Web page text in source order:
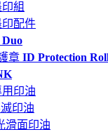
組
配件
Duo
章 ID Protection
印油
印油
滑面印油